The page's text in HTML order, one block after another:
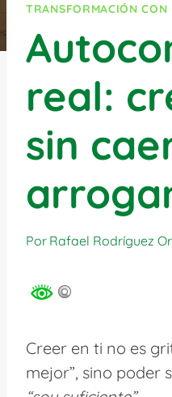
TRANSFORMACIÓN CON
real:
sin
Por Rafael Rodríguez
Creer en ti no es
mejor”, sino poder